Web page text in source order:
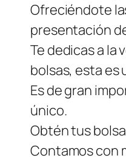
Ofreciéndote
presentación
Te dedicas a la
bolsas, esta es
Es de gran
único.
Obtén tus
Contamos con